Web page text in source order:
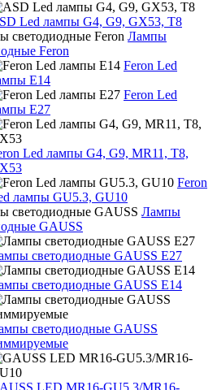
Led лампы G4, G9, GX53, T8
Лампы
Feron
Feron Led
E14
Feron Led
E27
Led лампы G4, G9, MR11, T8,
Feron
лампы GU5.3, GU10
Лампы
GAUSS
светодиодные GAUSS E27
светодиодные GAUSS E14
светодиодные GAUSS
LED MR16-GU5.3/MR16-